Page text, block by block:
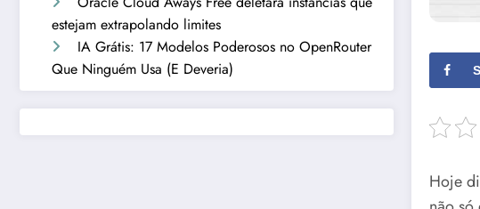
estejam extrapolando limites
IA Grátis: 17 Modelos Poderosos no OpenRouter
Que Ninguém Usa (E Deveria)
Hoje